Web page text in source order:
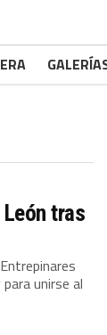
tras
unirse al